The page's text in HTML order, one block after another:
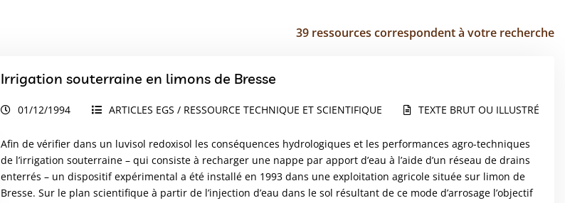
39 ressources correspondent à votre recherche
Irrigation souterraine en limons de Bresse
01/12/1994 ARTICLES EGS / RESSOURCE TECHNIQUE ET SCIENTIFIQUE TEXTE BRUT OU ILLUSTRÉ
Afin de vérifier dans un luvisol redoxisol les conséquences hydrologiques et les performances agro-techniques
de l’irrigation souterraine – qui consiste à recharger une nappe par apport d’eau à l’aide d’un réseau de drains
enterrés – un dispositif expérimental a été installé en 1993 dans une exploitation agricole située sur limon de
Bresse. Sur le plan scientifique à partir de l’injection d’eau dans le sol résultant de ce mode d’arrosage l’objectif